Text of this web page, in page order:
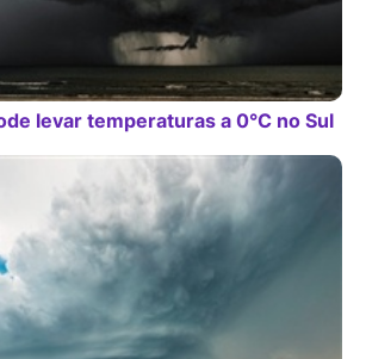
levar temperaturas a 0°C no Sul